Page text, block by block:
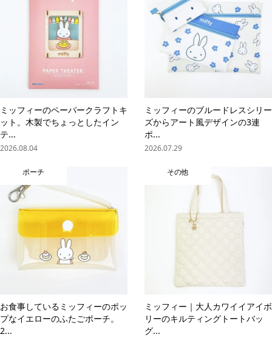
ミッフィーのペーパークラフトキ
ット。木製でちょっとしたイン
テ...
2026.08.04
ミッフィーのブルードレスシリー
ズからアート風デザインの3連
ポ...
2026.07.29
ポーチ
お食事しているミッフィーのポッ
プなイエローのふたごポーチ。
2...
その他
ミッフィー｜大人カワイイアイボ
リーのキルティングトートバッ
グ...